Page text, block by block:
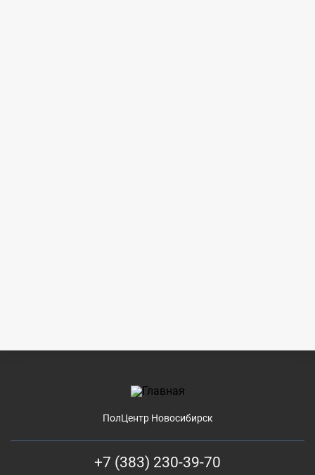
ПолЦентр Новосибирск
+7 (383) 230-39-70